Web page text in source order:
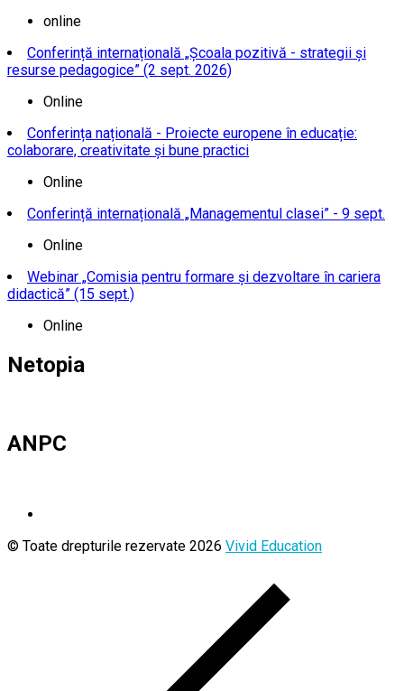
online
Conferință internațională „Școala pozitivă - strategii și
resurse pedagogice” (2 sept. 2026)
Online
Conferința națională - Proiecte europene în educație:
colaborare, creativitate și bune practici
Online
Conferință internațională „Managementul clasei” - 9 sept.
Online
Webinar „Comisia pentru formare și dezvoltare în cariera
didactică” (15 sept.)
Online
Netopia
ANPC
© Toate drepturile rezervate 2026 Vivid Education